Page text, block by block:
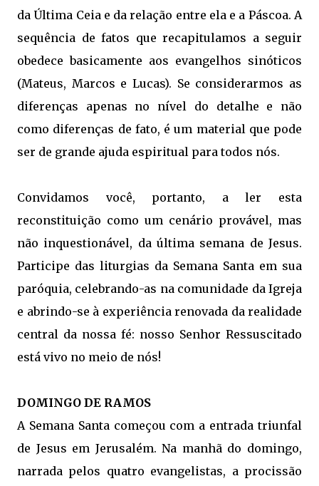
da Última Ceia e da relação entre ela e a Páscoa. A
sequência de fatos que recapitulamos a seguir
obedece basicamente aos evangelhos sinóticos
(Mateus, Marcos e Lucas). Se considerarmos as
diferenças apenas no nível do detalhe e não
como diferenças de fato, é um material que pode
ser de grande ajuda espiritual para todos nós.
Convidamos você, portanto, a ler esta
reconstituição como um cenário provável, mas
não inquestionável, da última semana de Jesus.
Participe das liturgias da Semana Santa em sua
paróquia, celebrando-as na comunidade da Igreja
e abrindo-se à experiência renovada da realidade
central da nossa fé: nosso Senhor Ressuscitado
está vivo no meio de nós!
DOMINGO DE RAMOS
A Semana Santa começou com a entrada triunfal
de Jesus em Jerusalém. Na manhã do domingo,
narrada pelos quatro evangelistas, a procissão